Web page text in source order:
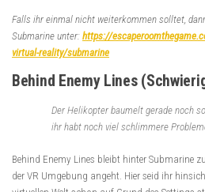
Falls ihr einmal nicht weiterkommen solltet,
Submarine unter: https://
virtual-reality/submarine
Behind Enemy Lines
Der Helikopter baumelt gerade noch
ihr habt noch viel schlimmere
Behind Enemy Lines bleibt hinter Submarine
der VR Umgebung angeht. Hier seid ihr